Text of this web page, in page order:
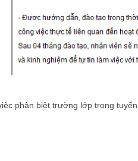
phân biệt trường lớp trong